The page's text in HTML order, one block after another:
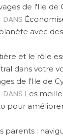
de l'Ile de
DANS
avec
et le rôle
dans votre
de l'Ile de
DANS Les
pour
parents :